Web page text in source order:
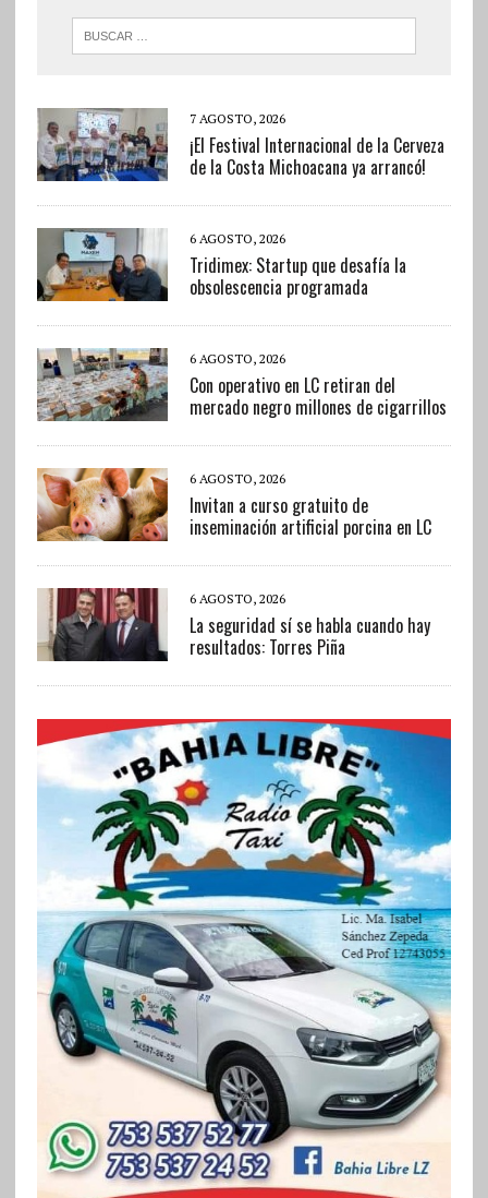
7 AGOSTO, 2026
¡El Festival Internacional de la Cerveza
de la Costa Michoacana ya arrancó!
6 AGOSTO, 2026
Tridimex: Startup que desafía la
obsolescencia programada
6 AGOSTO, 2026
Con operativo en LC retiran del
mercado negro millones de cigarrillos
6 AGOSTO, 2026
Invitan a curso gratuito de
inseminación artificial porcina en LC
6 AGOSTO, 2026
La seguridad sí se habla cuando hay
resultados: Torres Piña